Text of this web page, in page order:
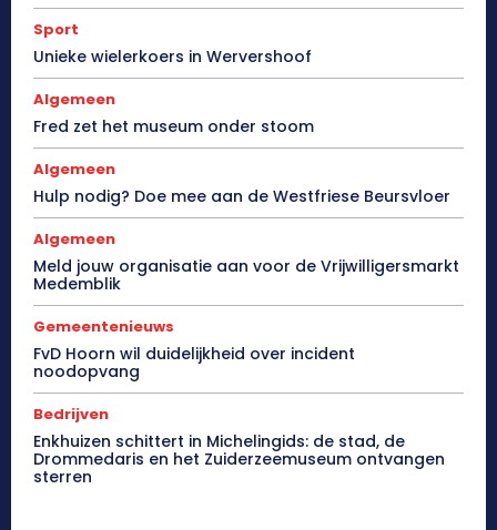
Sport
Unieke wielerkoers in Wervershoof
Algemeen
Fred zet het museum onder stoom
Algemeen
Hulp nodig? Doe mee aan de Westfriese Beursvloer
Algemeen
Meld jouw organisatie aan voor de Vrijwilligersmarkt
Medemblik
Gemeentenieuws
FvD Hoorn wil duidelijkheid over incident
noodopvang
Bedrijven
Enkhuizen schittert in Michelingids: de stad, de
Drommedaris en het Zuiderzeemuseum ontvangen
sterren